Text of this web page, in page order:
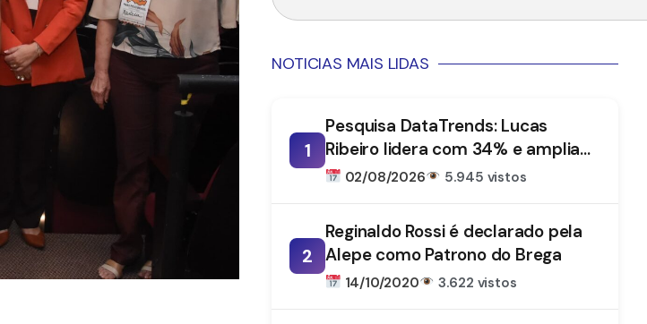
NOTICIAS MAIS LIDAS
1
Pesquisa DataTrends: Lucas
Ribeiro lidera com 34% e amplia
vantagem na disputa pelo
02/08/2026 5.945 vistos
2
Reginaldo Rossi é declarado pela
Alepe como Patrono do Brega
14/10/2020 3.622 vistos